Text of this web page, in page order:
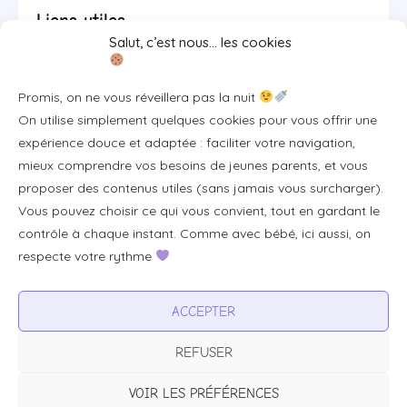
Salut, c’est nous… les cookies
Promis, on ne vous réveillera pas la nuit
On utilise simplement quelques cookies pour vous offrir une
expérience douce et adaptée : faciliter votre navigation,
mieux comprendre vos besoins de jeunes parents, et vous
proposer des contenus utiles (sans jamais vous surcharger).
Vous pouvez choisir ce qui vous convient, tout en gardant le
contrôle à chaque instant. Comme avec bébé, ici aussi, on
respecte votre rythme
ACCEPTER
REFUSER
VOIR LES PRÉFÉRENCES
Liens utiles
Se connecter/S'inscrire
FAQ / Livraison & accès
À propos
Plan du site
Tous les articles
Professionnels & partenariats
Visibilité pour votre marque
Proposer un produit ou un service